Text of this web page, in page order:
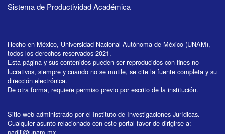
Sistema de Productividad Académica
Hecho en México, Universidad Nacional Autónoma de México (UNAM),
todos los derechos reservados 2021.
Esta página y sus contenidos pueden ser reproducidos con fines no
lucrativos, siempre y cuando no se mutile, se cite la fuente completa y su
dirección electrónica.
De otra forma, requiere permiso previo por escrito de la institución.
Sitio web administrado por el Instituto de Investigaciones Jurídicas.
Cualquier asunto relacionado con este portal favor de dirigirse a: